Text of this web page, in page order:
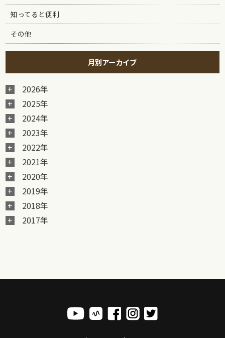
知ってると便利
その他
月別アーカイブ
2026年
2025年
2024年
2023年
2022年
2021年
2020年
2019年
2018年
2017年